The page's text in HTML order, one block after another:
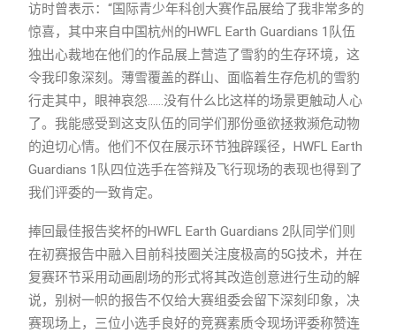
访时曾表示：“国际青少年科创大赛作品展给了我非常多的
惊喜，其中来自中国杭州的HWFL Earth Guardians 1队伍
独出心裁地在他们的作品展上营造了雪豹的生存环境，这
令我印象深刻。薄雪覆盖的群山、面临着生存危机的雪豹
行走其中，眼神哀怨……没有什么比这样的场景更触动人心
了。我能感受到这支队伍的同学们那份亟欲拯救濒危动物
的迫切心情。他们不仅在展示环节独辟蹊径，HWFL Earth
Guardians 1队四位选手在答辩及飞行现场的表现也得到了
我们评委的一致肯定。
捧回最佳报告奖杯的HWFL Earth Guardians 2队同学们则
在初赛报告中融入目前科技圈关注度极高的5G技术，并在
复赛环节采用动画剧场的形式将其改造创意进行生动的解
说，别树一帜的报告不仅给大赛组委会留下深刻印象，决
赛现场上，三位小选手良好的竞赛素质令现场评委称赞连